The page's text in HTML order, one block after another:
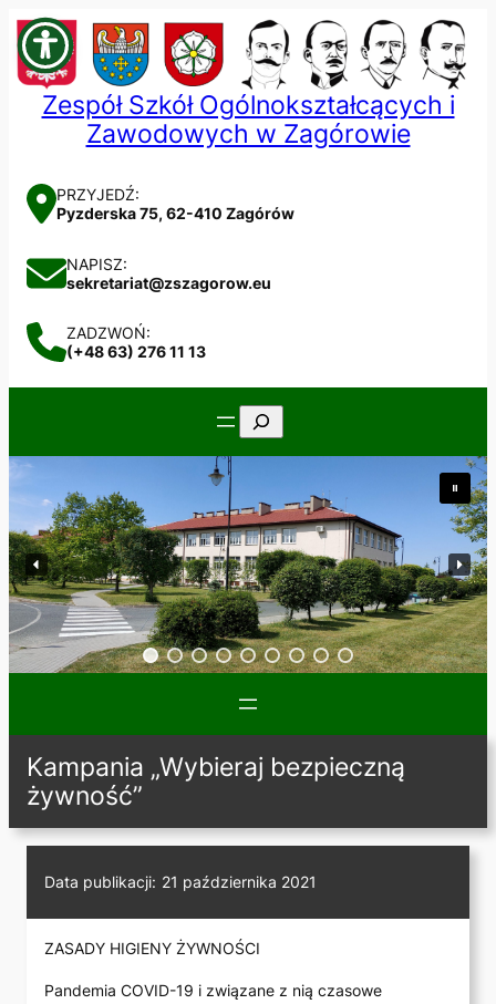
Przejdź
do
treści
Zespół Szkół Ogólnokształcących i
Zawodowych w Zagórowie
PRZYJEDŹ:
Pyzderska 75, 62-410 Zagórów
NAPISZ:
sekretariat@zszagorow.eu
ZADZWOŃ:
(+48 63) 276 11 13
Szukaj
Kampania „Wybieraj bezpieczną
żywność”
Data publikacji: 21 października 2021
ZASADY HIGIENY ŻYWNOŚCI
Pandemia COVID-19 i związane z nią czasowe